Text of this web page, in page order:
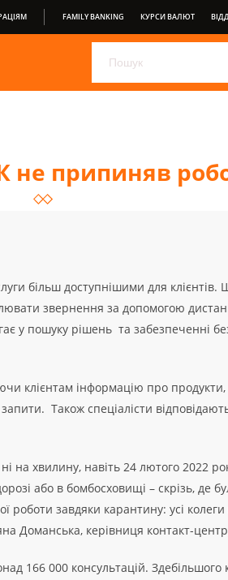
FAMILY BANKING КУРСИ ВАЛЮТ
припиняв
більш доступнішими для
звернення за допомогою
у пошуку рішень та забезпеченні
клієнтам інформацію про продукти,
Також спеціалісти
на хвилину, навіть 24 лютого 2022
або в бомбосховищі – скрізь, де
роботи завдяки карантину: усі
Доманська, керівниця контакт-
166 000 консультацій. Здебільшого